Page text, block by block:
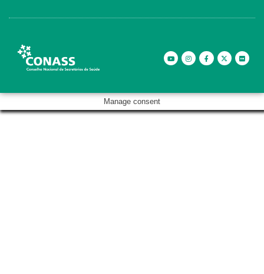
Manage consent